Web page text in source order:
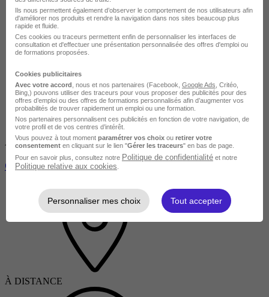
Avis du centre
Conduire un projet de création d'entreprise
À DISTANCE
Ils nous permettent également d’observer le comportement de nos utilisateurs afin
d'améliorer nos produits et rendre la navigation dans nos sites beaucoup plus
rapide et fluide.
Ces cookies ou traceurs permettent enfin de personnaliser les interfaces de
consultation et d'effectuer une présentation personnalisée des offres d'emploi ou
de formations proposées.
Cookies publicitaires
Avec votre accord , nous et nos partenaires (Facebook, Google Ads , Critéo,
Bing,) pouvons utiliser des traceurs pour vous proposer des publicités pour des
offres d’emploi ou des offres de formations personnalisés afin d’augmenter vos
probabilités de trouver rapidement un emploi ou une formation.
Nos partenaires personnalisent ces publicités en fonction de votre navigation, de
votre profil et de vos centres d’intérêt.
Vous pouvez à tout moment paramétrer vos choix ou retirer votre
consentement en cliquant sur le lien "Gérer les traceurs" en bas de page.
Pour en savoir plus, consultez notre Politique de confidentialité et notre
Politique relative aux cookies
Personnaliser mes choix Tout accepter